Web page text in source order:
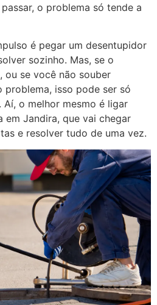
o problema só tende a
é pegar um desentupidor
sozinho. Mas, se o
ou se você não souber
problema, isso pode ser só
o melhor mesmo é ligar
em Jandira, que vai chegar
e resolver tudo de uma vez.